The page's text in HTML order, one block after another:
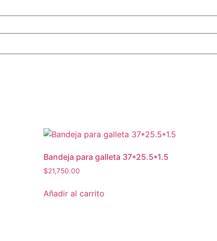
Bandeja para galleta 37*25.5*1.5
$21,750.00
Añadir al carrito